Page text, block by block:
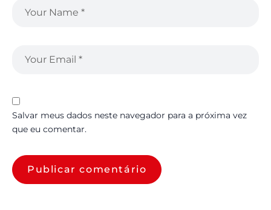
Salvar meus dados neste navegador para a próxima vez
que eu comentar.